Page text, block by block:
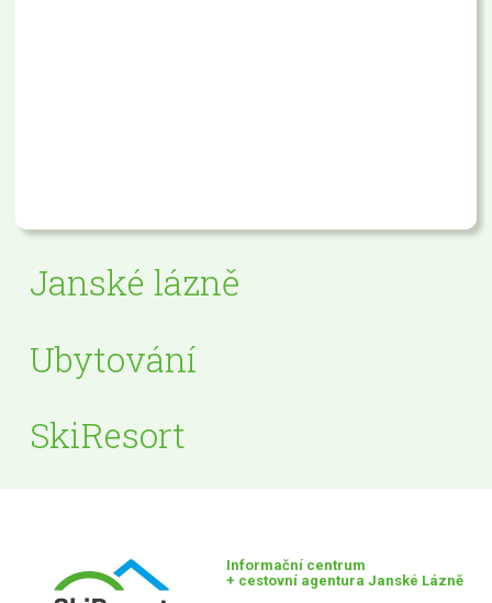
Janské lázně
Ubytování
SkiResort
Informační centrum
+ cestovní agentura Janské Lázně